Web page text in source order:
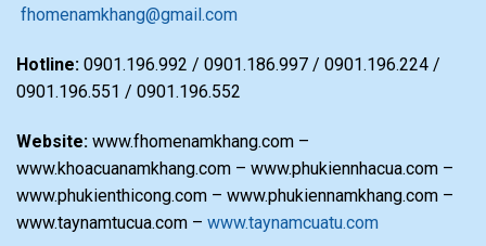
fhomenamkhang@gmail.com
Hotline: 0901.196.992 / 0901.186.997 / 0901.196.224 /
0901.196.551 / 0901.196.552
Website: www.fhomenamkhang.com –
www.khoacuanamkhang.com – www.phukiennhacua.com –
www.phukienthicong.com – www.phukiennamkhang.com –
www.taynamtucua.com – www.taynamcuatu.com